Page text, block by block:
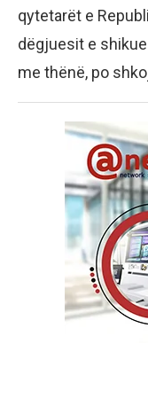
qytetarët e
dëgjuesit e
me thënë, po